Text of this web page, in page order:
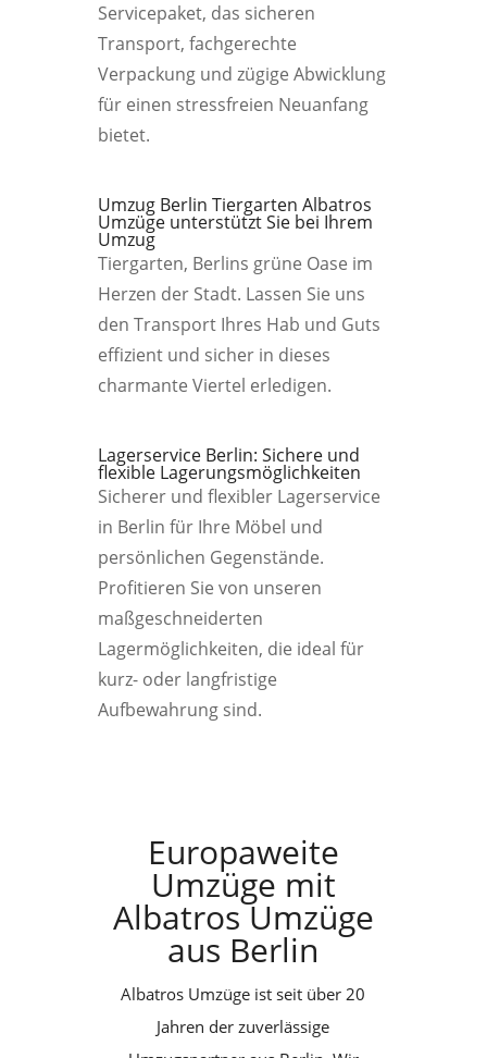
Servicepaket, das sicheren
Transport, fachgerechte
Verpackung und zügige Abwicklung
für einen stressfreien Neuanfang
bietet.
Umzug Berlin Tiergarten Albatros
Umzüge unterstützt Sie bei Ihrem
Umzug
Tiergarten, Berlins grüne Oase im
Herzen der Stadt. Lassen Sie uns
den Transport Ihres Hab und Guts
effizient und sicher in dieses
charmante Viertel erledigen.
Lagerservice Berlin: Sichere und
flexible Lagerungsmöglichkeiten
Sicherer und flexibler Lagerservice
in Berlin für Ihre Möbel und
persönlichen Gegenstände.
Profitieren Sie von unseren
maßgeschneiderten
Lagermöglichkeiten, die ideal für
kurz- oder langfristige
Aufbewahrung sind.
Europaweite
Umzüge mit
Albatros Umzüge
aus Berlin
Albatros Umzüge ist seit über 20
Jahren der zuverlässige